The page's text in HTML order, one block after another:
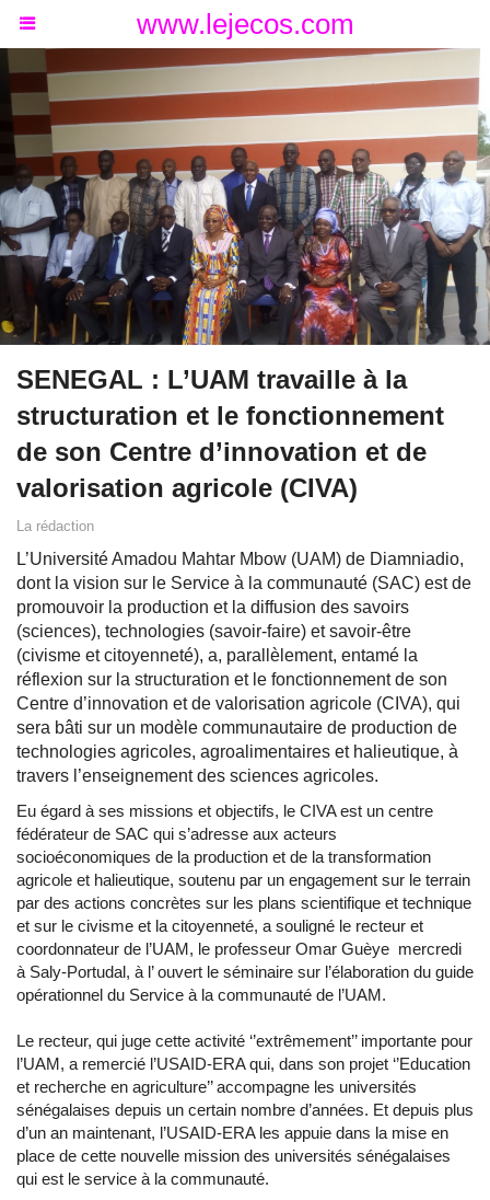
www.lejecos.com
SENEGAL : L’UAM travaille à la
structuration et le fonctionnement
de son Centre d’innovation et de
valorisation agricole (CIVA)
La rédaction
L’Université Amadou Mahtar Mbow (UAM) de Diamniadio,
dont la vision sur le Service à la communauté (SAC) est de
promouvoir la production et la diffusion des savoirs
(sciences), technologies (savoir-faire) et savoir-être
(civisme et citoyenneté), a, parallèlement, entamé la
réflexion sur la structuration et le fonctionnement de son
Centre d’innovation et de valorisation agricole (CIVA), qui
sera bâti sur un modèle communautaire de production de
technologies agricoles, agroalimentaires et halieutique, à
travers l’enseignement des sciences agricoles.
Eu égard à ses missions et objectifs, le CIVA est un centre
fédérateur de SAC qui s’adresse aux acteurs
socioéconomiques de la production et de la transformation
agricole et halieutique, soutenu par un engagement sur le terrain
par des actions concrètes sur les plans scientifique et technique
et sur le civisme et la citoyenneté, a souligné le recteur et
coordonnateur de l’UAM, le professeur Omar Guèye mercredi
à Saly-Portudal, à l’ ouvert le séminaire sur l’élaboration du guide
opérationnel du Service à la communauté de l’UAM.
Le recteur, qui juge cette activité ‘’extrêmement’’ importante pour
l’UAM, a remercié l’USAID-ERA qui, dans son projet ‘’Education
et recherche en agriculture’’ accompagne les universités
sénégalaises depuis un certain nombre d’années. Et depuis plus
d’un an maintenant, l’USAID-ERA les appuie dans la mise en
place de cette nouvelle mission des universités sénégalaises
qui est le service à la communauté.